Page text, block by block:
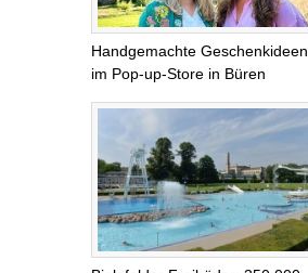
Handgemachte Geschenkideen
im Pop-up-Store in Büren